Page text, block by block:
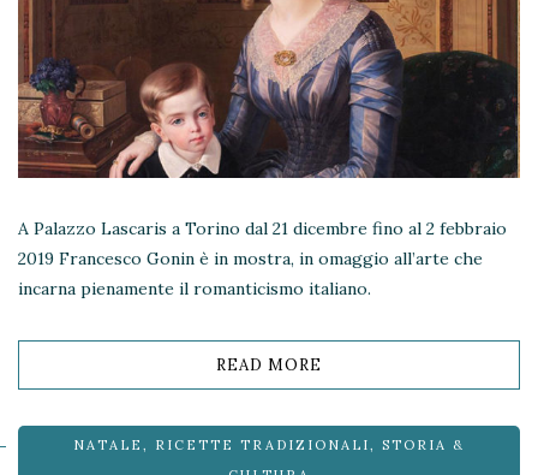
A Palazzo Lascaris a Torino dal 21 dicembre fino al 2 febbraio
2019 Francesco Gonin è in mostra, in omaggio all’arte che
incarna pienamente il romanticismo italiano.
READ MORE
NATALE , RICETTE TRADIZIONALI , STORIA &